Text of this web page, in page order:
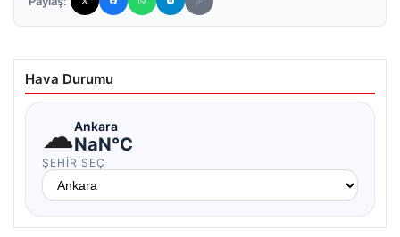
Hava Durumu
☁Ankara
NaN°C
ŞEHIR SEÇ